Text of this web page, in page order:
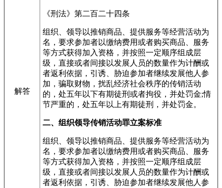
解答
《刑法》第二百二十四条
组织、领导以推销商品、提供服务等经营活动为
名，要求参加者以缴纳费用或者购买商品、服务
等方式获得加入资格，并按照一定顺序组成层
级，直接或者间接以发展人员的数量作为计酬或
者返利依据，引诱、胁迫参加者继续发展他人参
加，骗取财物，扰乱经济社会秩序的传销活动
的，处五年以下有期徒刑或者拘役，并处罚金;情
节严重的，处五年以上有期徒刑，并处罚金。
二、组织领导传销活动罪立案标准
组织、领导以推销商品、提供服务等经营活动为
名，要求参加者以缴纳费用或者购买商品、服务
等方式获得加入资格，并按照一定顺序组成层
级，直接或者间接以发展人员的数量作为计酬或
者返利依据，引诱、胁迫参加者继续发展他人参